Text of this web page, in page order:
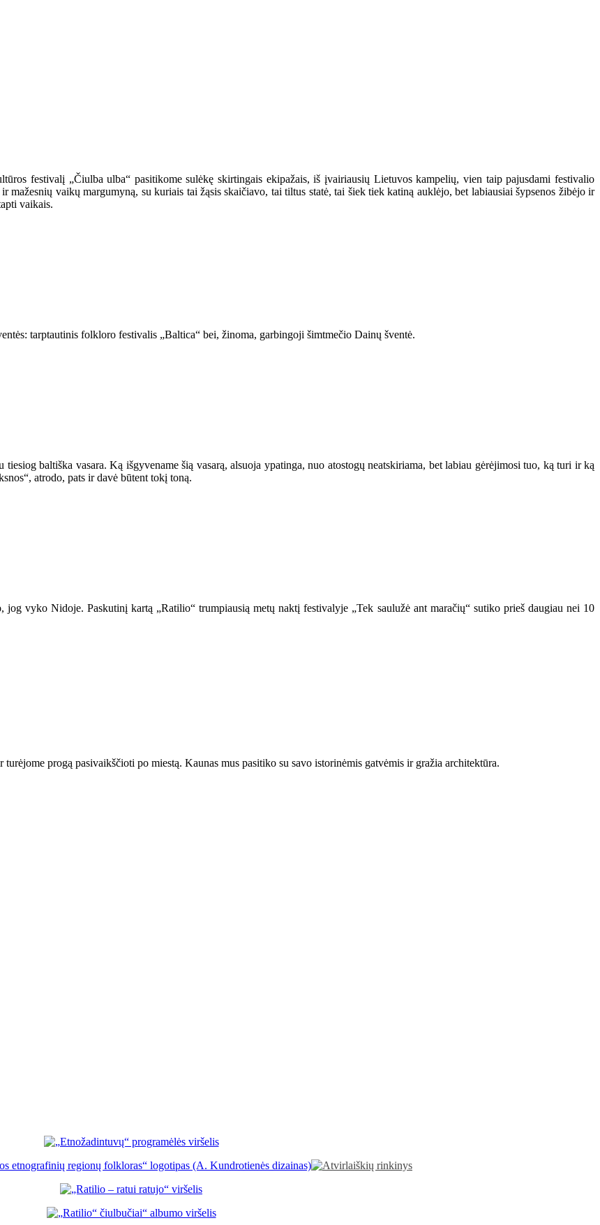
festivalį „Čiulba ulba“ pasitikome sulėkę skirtingais ekipažais, iš įvairiausių Lietuvos kampelių, vien taip pajusdami festivalio
vaikų margumyną, su kuriais tai žąsis skaičiavo, tai tiltus statė, tai šiek tiek katiną auklėjo, bet labiausiai šypsenos žibėjo ir
vaikais.
tarptautinis folkloro festivalis „Baltica“ bei, žinoma, garbingoji šimtmečio Dainų šventė.
baltiška vasara. Ką išgyvename šią vasarą, alsuoja ypatinga, nuo atostogų neatskiriama, bet labiau gėrėjimosi tuo, ką turi ir ką
atrodo, pats ir davė būtent tokį toną.
vyko Nidoje. Paskutinį kartą „Ratilio“ trumpiausią metų naktį festivalyje „Tek saulužė ant maračių“ sutiko prieš daugiau nei 10
progą pasivaikščioti po miestą. Kaunas mus pasitiko su savo istorinėmis gatvėmis ir gražia architektūra.